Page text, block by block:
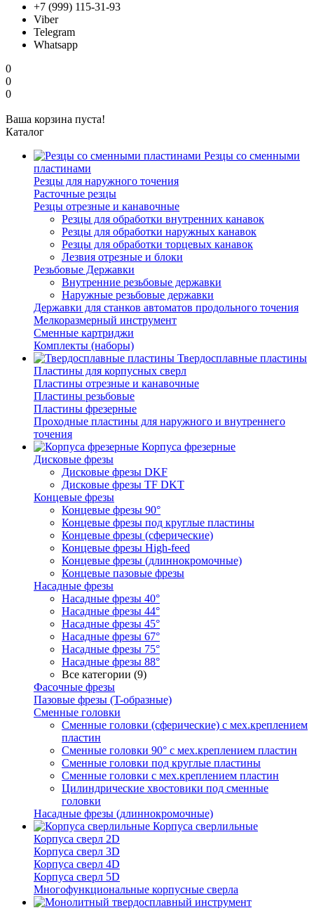
+7 (999) 115-31-93
Viber
Telegram
Whatsapp
0
0
0
Ваша корзина пуста!
Каталог
Резцы со сменными
пластинами
Резцы для наружного точения
Расточные резцы
Резцы отрезные и канавочные
Резцы для обработки внутренних канавок
Резцы для обработки наружных канавок
Резцы для обработки торцевых канавок
Лезвия отрезные и блоки
Резьбовые Державки
Внутренние резьбовые державки
Наружные резьбовые державки
Державки для станков автоматов продольного точения
Мелкоразмерный инструмент
Сменные картриджи
Комплекты (наборы)
Твердосплавные пластины
Пластины для корпусных сверл
Пластины отрезные и канавочные
Пластины резьбовые
Пластины фрезерные
Проходные пластины для наружного и внутреннего
точения
Корпуса фрезерные
Дисковые фрезы
Дисковые фрезы DKF
Дисковые фрезы TF DKT
Концевые фрезы
Концевые фрезы 90°
Концевые фрезы под круглые пластины
Концевые фрезы (сферические)
Концевые фрезы High-feed
Концевые фрезы (длиннокромочные)
Концевые пазовые фрезы
Насадные фрезы
Насадные фрезы 40°
Насадные фрезы 44°
Насадные фрезы 45°
Насадные фрезы 67°
Насадные фрезы 75°
Насадные фрезы 88°
Все категории (9)
Фасочные фрезы
Пазовые фрезы (T-образные)
Сменные головки
Сменные головки (сферические) с мех.креплением
пластин
Сменные головки 90° с мех.креплением пластин
Сменные головки под круглые пластины
Сменные головки с мех.креплением пластин
Цилиндрические хвостовики под сменные
головки
Насадные фрезы (длиннокромочные)
Корпуса сверлильные
Корпуса сверл 2D
Корпуса сверл 3D
Корпуса сверл 4D
Корпуса сверл 5D
Многофункциональные корпусные сверла